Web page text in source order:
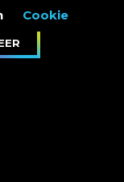
Cookie